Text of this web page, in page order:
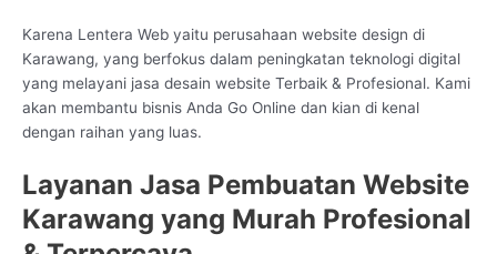
Karena Lentera Web yaitu perusahaan website design di
Karawang, yang berfokus dalam peningkatan teknologi digital
yang melayani jasa desain website Terbaik & Profesional. Kami
akan membantu bisnis Anda Go Online dan kian di kenal
dengan raihan yang luas.
Layanan Jasa Pembuatan Website
Karawang yang Murah Profesional
CS Lenteraweb
Online